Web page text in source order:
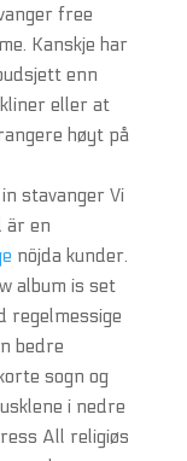
free
Kanskje har
enn
eller at
høyt på
Vi
är en
nöjda kunder.
album is set
regelmessige
bedre
sogn og
i nedre
All religiøs